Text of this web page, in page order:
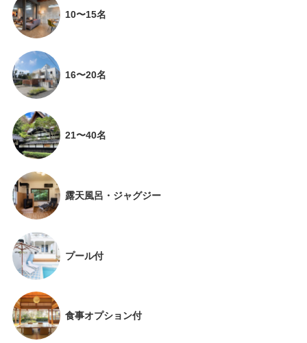
10〜15名
16〜20名
21〜40名
露天風呂・ジャグジー
プール付
食事オプション付